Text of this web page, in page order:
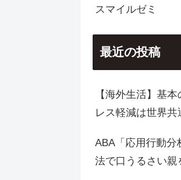
スマイルゼミ
最近の投稿
【海外生活】基
レス軽減は世界
ABA「応用行動分
法で口うるさい親